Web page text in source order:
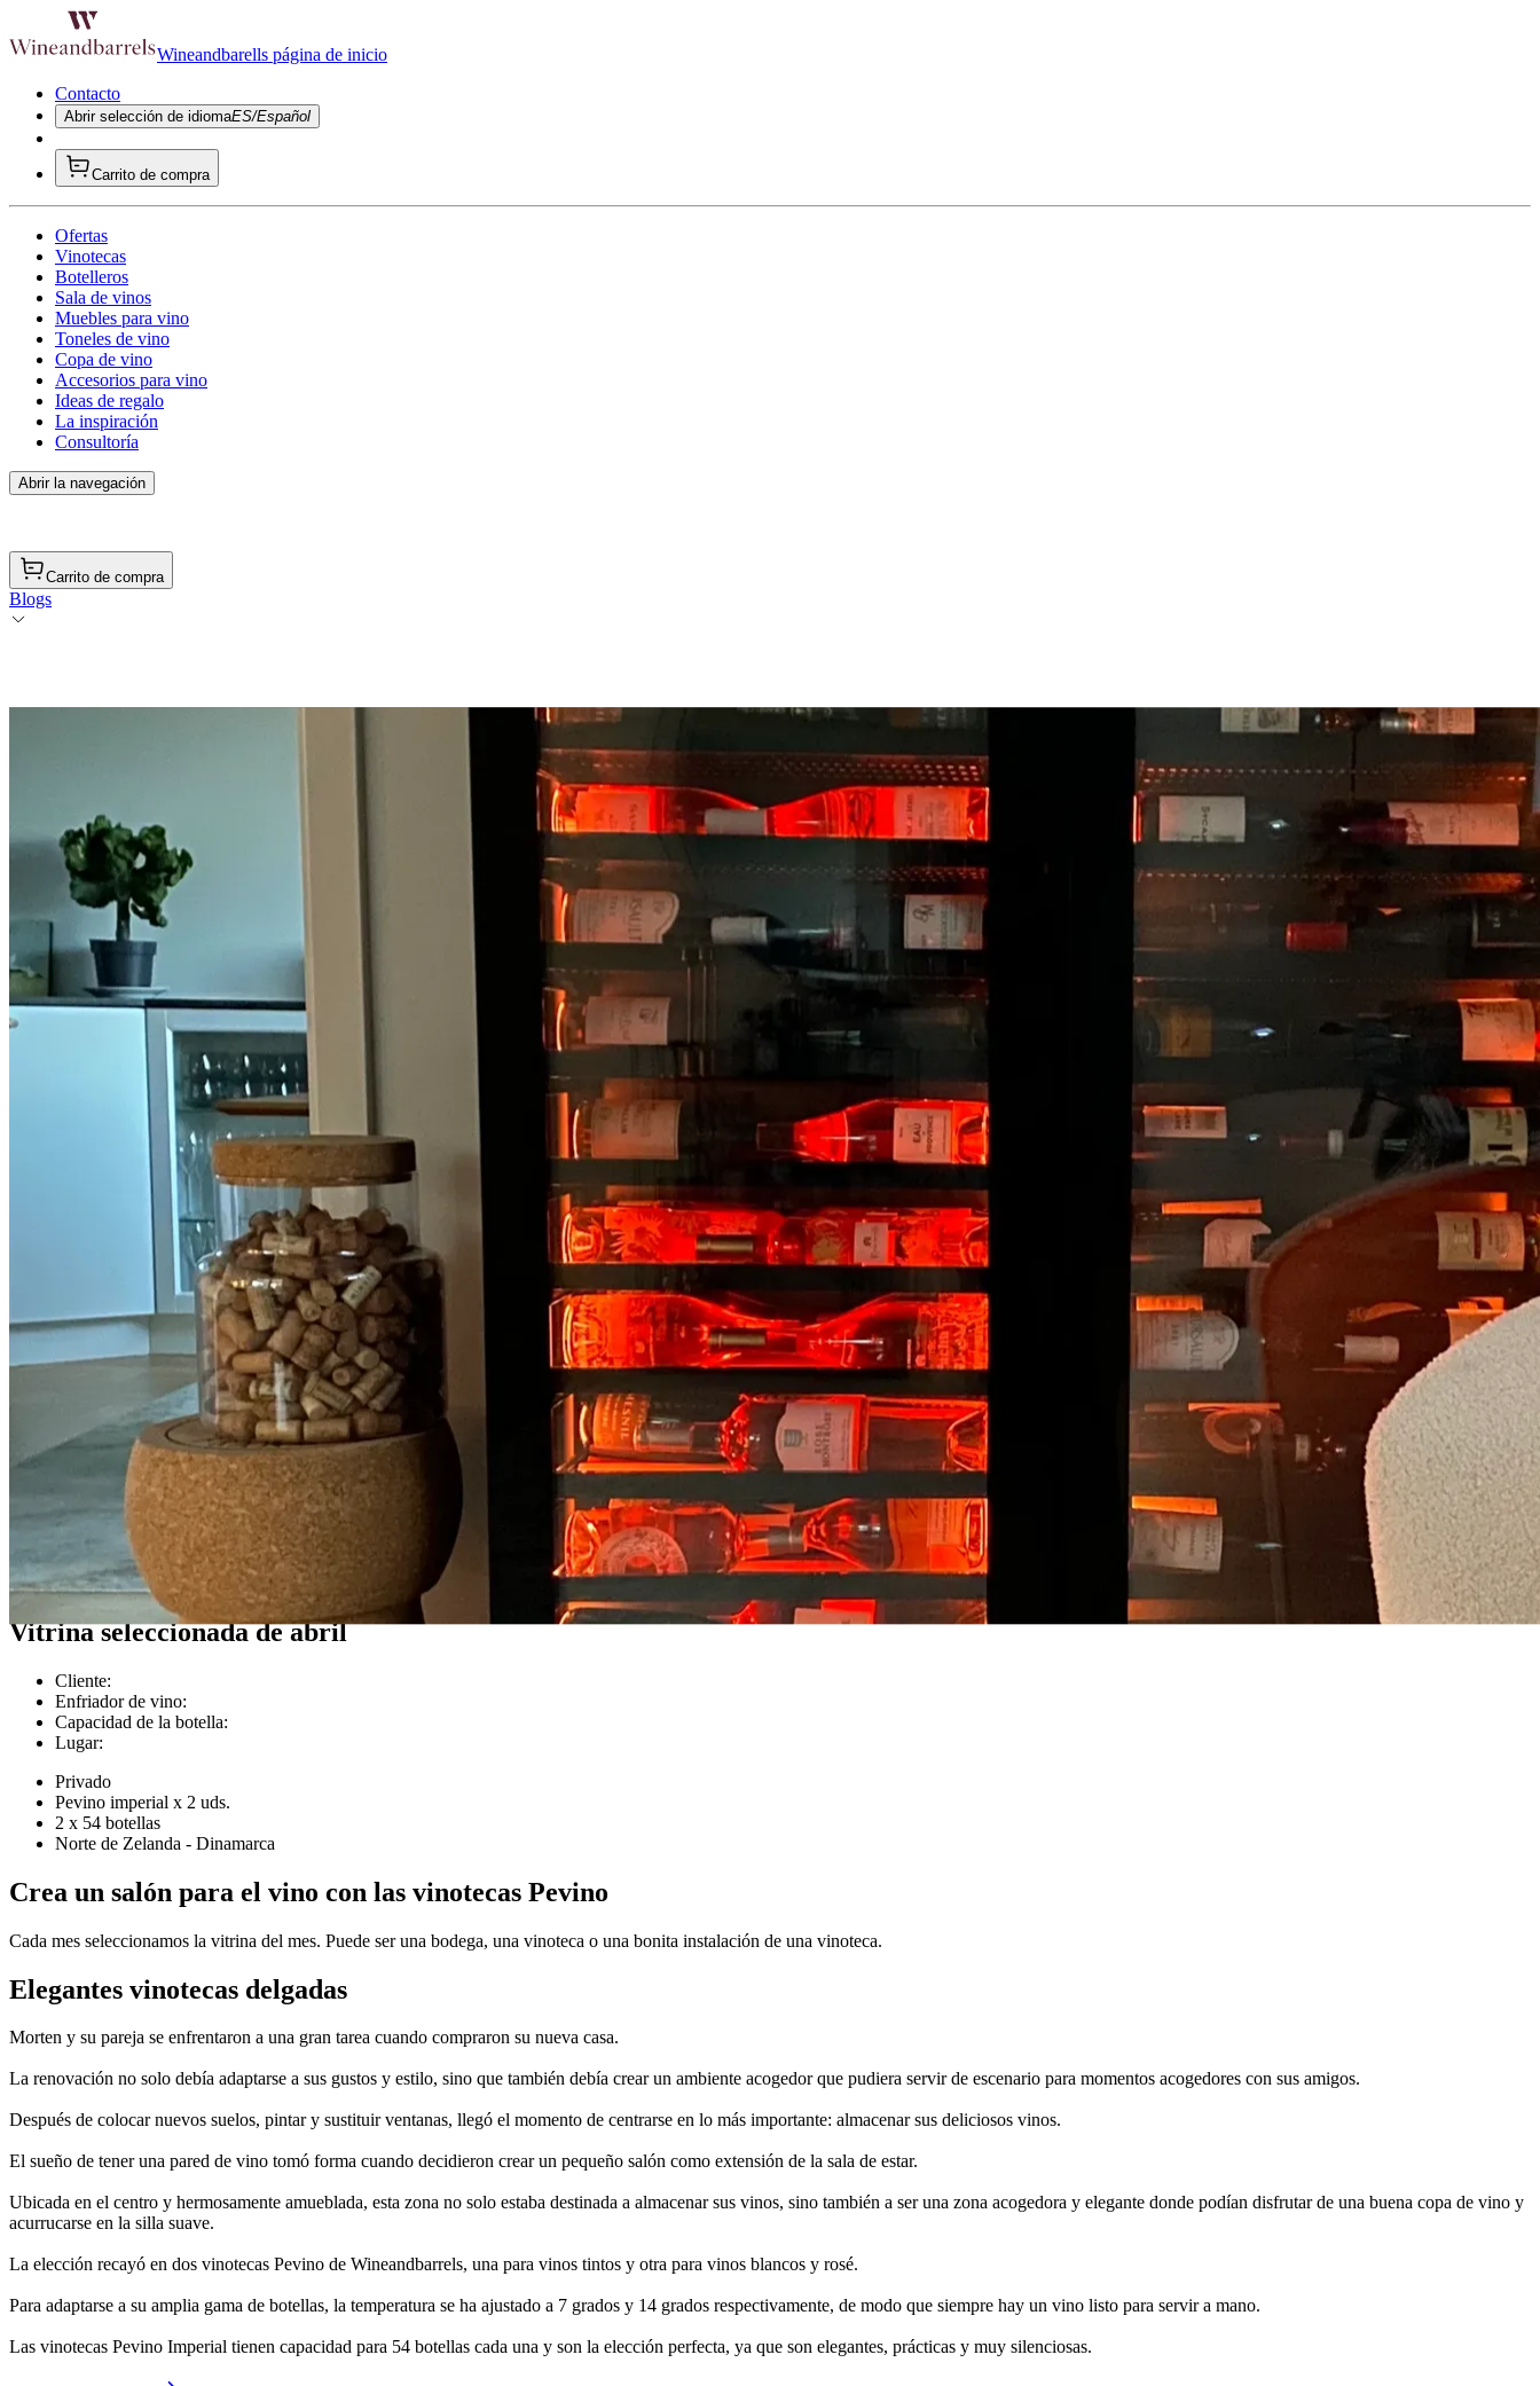
Wineandbarells página de inicio
Contacto
Abrir selección de idiomaES/Español
Carrito de compra
Ofertas
Vinotecas
Botelleros
Sala de vinos
Muebles para vino
Toneles de vino
Copa de vino
Accesorios para vino
Ideas de regalo
La inspiración
Consultoría
Abrir la navegación
Carrito de compra
Blogs
Casos de clientes
Vitrina seleccionada de abril
Cliente:
Enfriador de vino:
Capacidad de la botella:
Lugar:
Privado
Pevino imperial x 2 uds.
2 x 54 botellas
Norte de Zelanda - Dinamarca
Crea un salón para el vino con las vinotecas Pevino
Cada mes seleccionamos la vitrina del mes. Puede ser una bodega, una vinoteca o una bonita instalación de una vinoteca.
Elegantes vinotecas delgadas
Morten y su pareja se enfrentaron a una gran tarea cuando compraron su nueva casa.
La renovación no solo debía adaptarse a sus gustos y estilo, sino que también debía crear un ambiente acogedor que pudiera servir de escenario para momentos acogedores con sus amigos.
Después de colocar nuevos suelos, pintar y sustituir ventanas, llegó el momento de centrarse en lo más importante: almacenar sus deliciosos vinos.
El sueño de tener una pared de vino tomó forma cuando decidieron crear un pequeño salón como extensión de la sala de estar.
Ubicada en el centro y hermosamente amueblada, esta zona no solo estaba destinada a almacenar sus vinos, sino también a ser una zona acogedora y elegante donde podían disfrutar de una buena copa de vino y
acurrucarse en la silla suave.
La elección recayó en dos vinotecas Pevino de Wineandbarrels, una para vinos tintos y otra para vinos blancos y rosé.
Para adaptarse a su amplia gama de botellas, la temperatura se ha ajustado a 7 grados y 14 grados respectivamente, de modo que siempre hay un vino listo para servir a mano.
Las vinotecas Pevino Imperial tienen capacidad para 54 botellas cada una y son la elección perfecta, ya que son elegantes, prácticas y muy silenciosas.